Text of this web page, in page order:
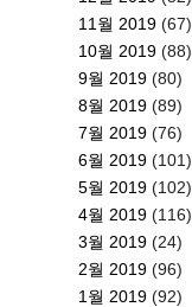
11월 2019 (67)
10월 2019 (88)
9월 2019 (80)
8월 2019 (89)
7월 2019 (76)
6월 2019 (101)
5월 2019 (102)
4월 2019 (116)
3월 2019 (24)
2월 2019 (96)
1월 2019 (92)